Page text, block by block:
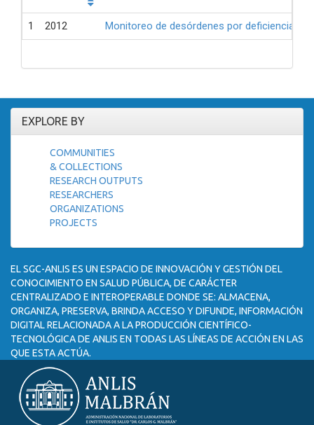
1 2012 Monitoreo de desórdenes por deficiencia
EXPLORE BY
COMMUNITIES
& COLLECTIONS
RESEARCH OUTPUTS
RESEARCHERS
ORGANIZATIONS
PROJECTS
EL SGC-ANLIS ES UN ESPACIO DE INNOVACIÓN Y GESTIÓN DEL
CONOCIMIENTO EN SALUD PÚBLICA, DE CARÁCTER
CENTRALIZADO E INTEROPERABLE DONDE SE: ALMACENA,
ORGANIZA, PRESERVA, BRINDA ACCESO Y DIFUNDE, INFORMACIÓN
DIGITAL RELACIONADA A LA PRODUCCIÓN CIENTÍFICO-
TECNOLÓGICA DE ANLIS EN TODAS LAS LÍNEAS DE ACCIÓN EN LAS
QUE ESTA ACTÚA.